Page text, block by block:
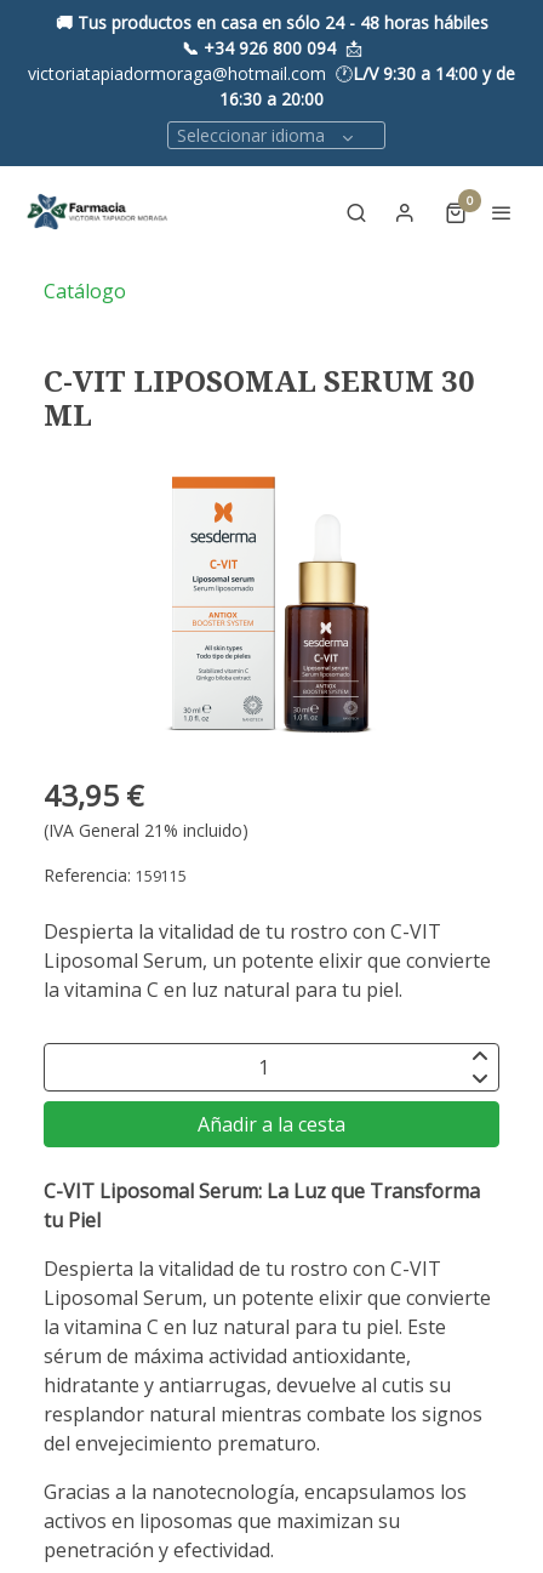
🚚 Tus productos en casa en sólo 24 - 48 horas hábiles
📞 +34 926 800 094 📩
victoriatapiadormoraga@hotmail.com 🕐L/V 9:30 a 14:00 y de
16:30 a 20:00
Seleccionar idioma
0
Catálogo
C-VIT LIPOSOMAL SERUM 30
ML
43,95 €
(IVA General 21% incluido)
Referencia: 159115
Despierta la vitalidad de tu rostro con C-VIT
Liposomal Serum, un potente elixir que convierte
la vitamina C en luz natural para tu piel.
Añadir a la cesta
C-VIT Liposomal Serum: La Luz que Transforma
tu Piel
Despierta la vitalidad de tu rostro con C-VIT
Liposomal Serum, un potente elixir que convierte
la vitamina C en luz natural para tu piel. Este
sérum de máxima actividad antioxidante,
hidratante y antiarrugas, devuelve al cutis su
resplandor natural mientras combate los signos
del envejecimiento prematuro.
Gracias a la nanotecnología, encapsulamos los
activos en liposomas que maximizan su
penetración y efectividad.